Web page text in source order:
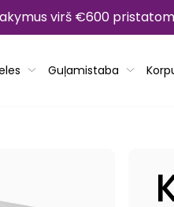
virš €600
Guļamistaba